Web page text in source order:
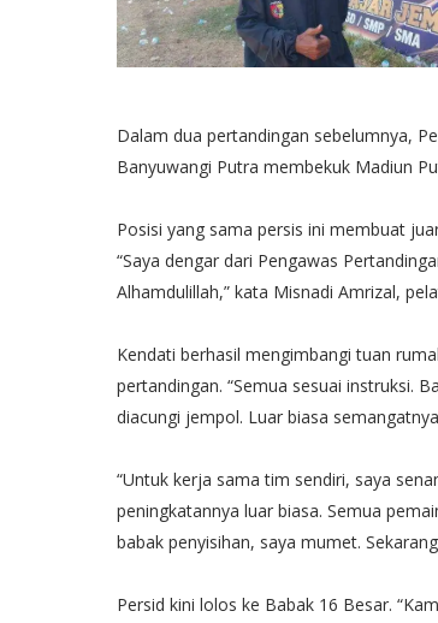
Dalam dua pertandingan sebelumnya,
Banyuwangi Putra membekuk Madiun
Posisi yang sama persis ini membuat
“Saya dengar dari Pengawas
Alhamdulillah,” kata Misnadi Amrizal,
Kendati berhasil mengimbangi tuan
pertandingan. “Semua sesuai instruksi.
diacungi jempol. Luar biasa
“Untuk kerja sama tim sendiri, saya
peningkatannya luar biasa. Semua
babak penyisihan, saya mumet.
Persid kini lolos ke Babak 16 Besar.